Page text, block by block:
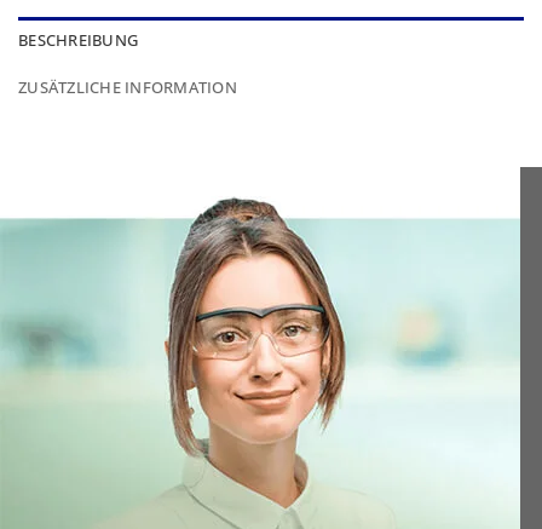
BESCHREIBUNG
ZUSÄTZLICHE INFORMATION